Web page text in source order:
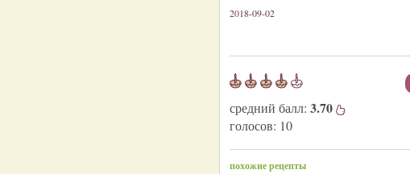
2018-09-02
средний балл: 3.70
голосов: 10
похожие рецепты